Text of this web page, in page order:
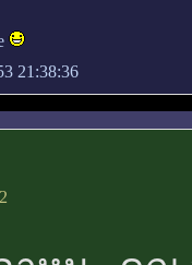
21:38:36